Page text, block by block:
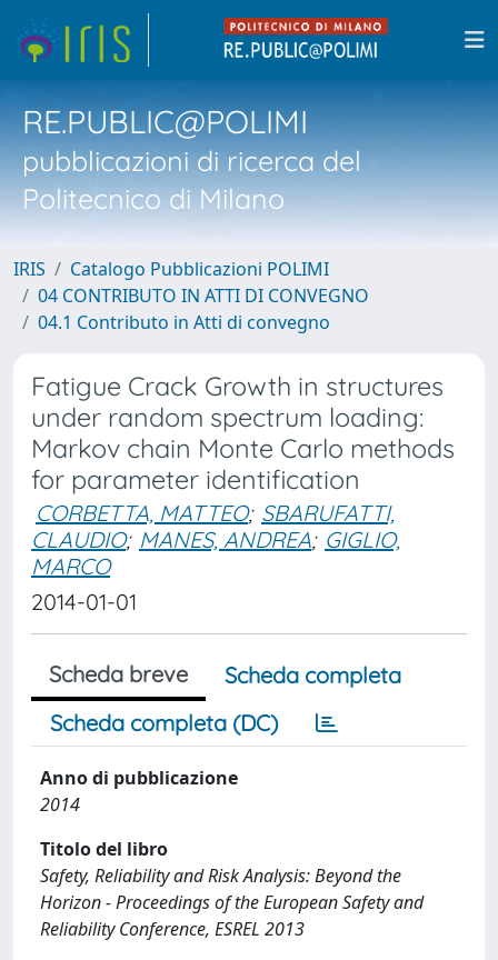
RE.PUBLIC@POLIMI
pubblicazioni di ricerca del
Politecnico di Milano
IRIS
Catalogo Pubblicazioni POLIMI
04 CONTRIBUTO IN ATTI DI CONVEGNO
04.1 Contributo in Atti di convegno
Fatigue Crack Growth in structures
under random spectrum loading:
Markov chain Monte Carlo methods
for parameter identification
CORBETTA, MATTEO; SBARUFATTI,
CLAUDIO; MANES, ANDREA; GIGLIO,
MARCO
2014-01-01
Scheda breve
Scheda completa
Scheda completa (DC)
Anno di pubblicazione
2014
Titolo del libro
Safety, Reliability and Risk Analysis: Beyond the
Horizon - Proceedings of the European Safety and
Reliability Conference, ESREL 2013